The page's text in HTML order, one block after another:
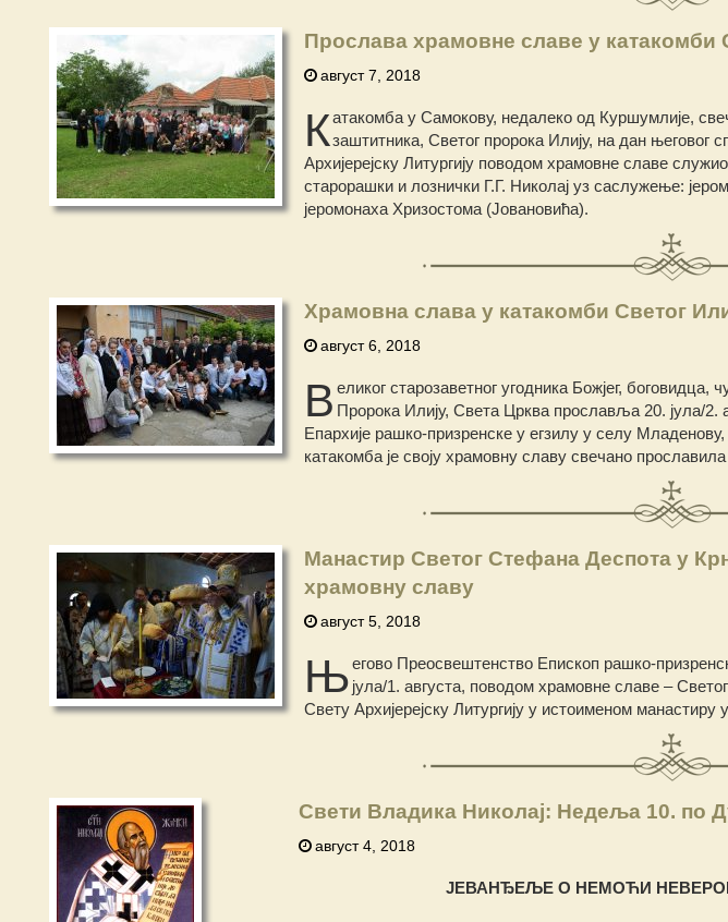
Прослава храмовне славе у катакомби
август 7, 2018
Катакомба у Самокову, недалеко од Куршумлије,
заштитника, Светог пророка Илију, на дан његовог
Архијерејску Литургију поводом храмовне славе
старорашки и лознички Г.Г. Николај уз саслужење:
јеромонаха Хризостома (Јовановића).
Храмовна слава у катакомби Светог
август 6, 2018
В еликог старозаветног угодника Божјег,
Пророка Илију, Света Црква прославља 20. јула/2.
Епархије рашко-призренске у егзилу у селу
катакомба је своју храмовну славу свечано
Манастир Светог Стефана Деспота у
храмовну славу
август 5, 2018
Његово Преосвештенство Епископ рашко-
јула/1. августа, поводом храмовне славе –
Свету Архијерејску Литургију у истоименом
Свети Владика Николај: Недеља 10. по
август 4, 2018
ЈЕВАНЂЕЉЕ О НЕМОЋИ